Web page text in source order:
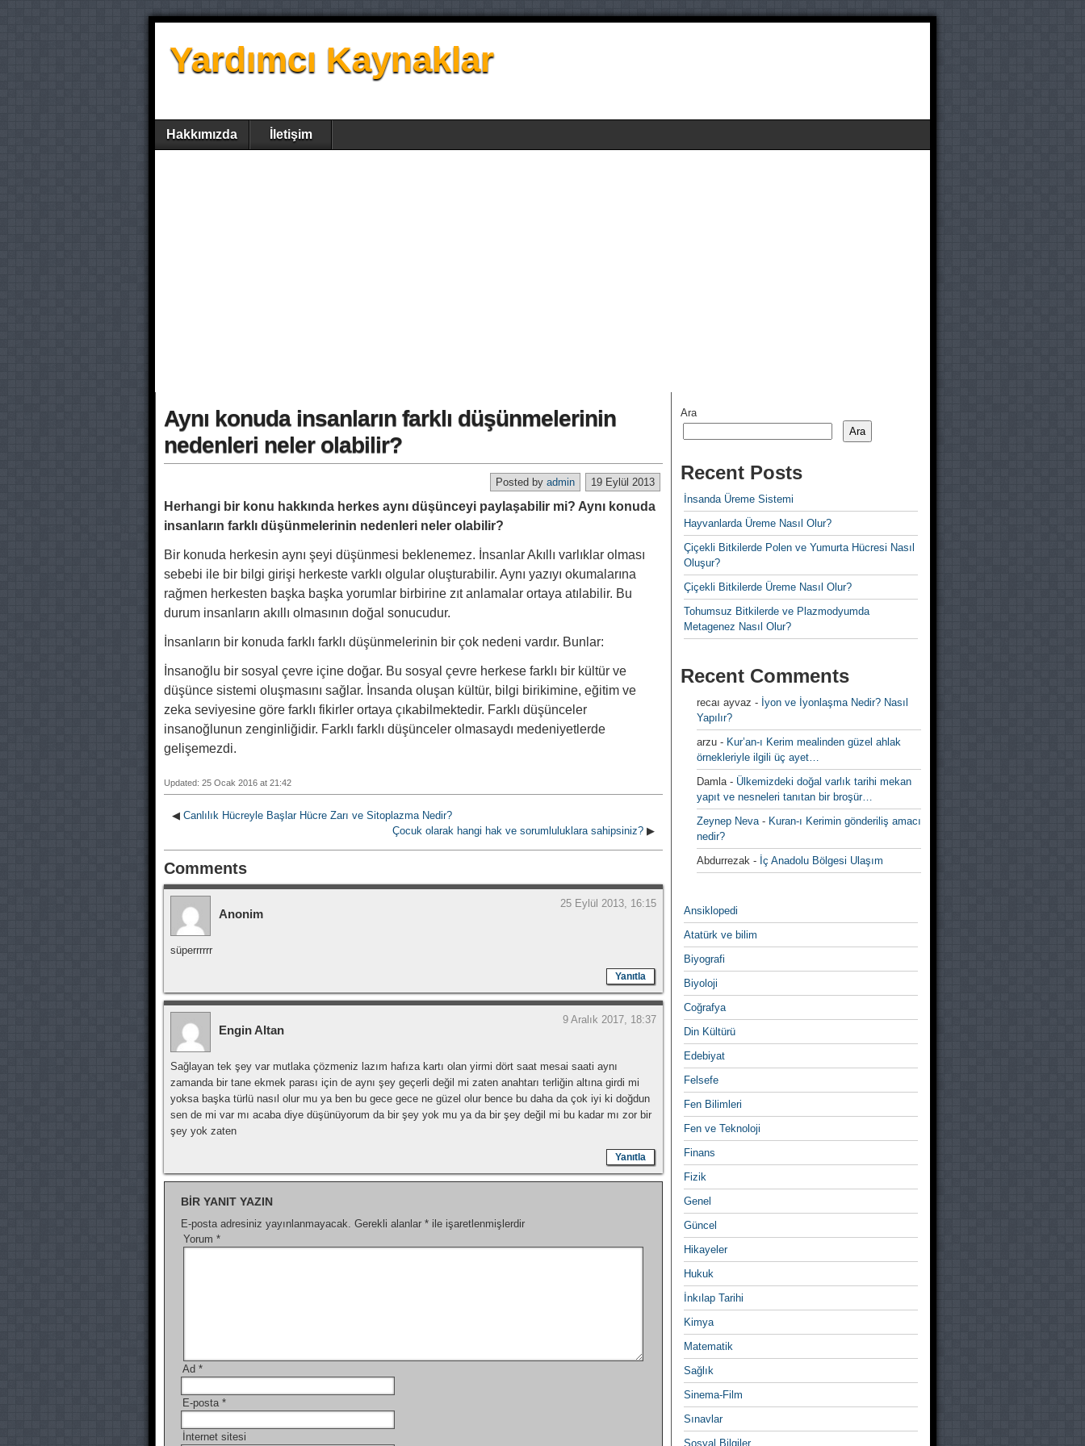
Yardımcı Kaynaklar
Hakkımızda İletişim
Aynı konuda insanların farklı düşünmelerinin
nedenleri neler olabilir?
19 Eylül 2013
Posted by admin
Herhangi bir konu hakkında herkes aynı düşünceyi paylaşabilir mi? Aynı konuda
insanların farklı düşünmelerinin nedenleri neler olabilir?
Bir konuda herkesin aynı şeyi düşünmesi beklenemez. İnsanlar Akıllı varlıklar olması
sebebi ile bir bilgi girişi herkeste varklı olgular oluşturabilir. Aynı yazıyı okumalarına
rağmen herkesten başka başka yorumlar birbirine zıt anlamalar ortaya atılabilir. Bu
durum insanların akıllı olmasının doğal sonucudur.
İnsanların bir konuda farklı farklı düşünmelerinin bir çok nedeni vardır. Bunlar:
İnsanoğlu bir sosyal çevre içine doğar. Bu sosyal çevre herkese farklı bir kültür ve
düşünce sistemi oluşmasını sağlar. İnsanda oluşan kültür, bilgi birikimine, eğitim ve
zeka seviyesine göre farklı fikirler ortaya çıkabilmektedir. Farklı düşünceler
insanoğlunun zenginliğidir. Farklı farklı düşünceler olmasaydı medeniyetlerde
gelişemezdi.
Updated: 25 Ocak 2016 at 21:42
◀ Canlılık Hücreyle Başlar Hücre Zarı ve Sitoplazma Nedir?
Çocuk olarak hangi hak ve sorumluluklara sahipsiniz? ▶
Comments
Anonim
25 Eylül 2013, 16:15
süperrrrrr
Yanıtla
Engin Altan
9 Aralık 2017, 18:37
Sağlayan tek şey var mutlaka çözmeniz lazım hafıza kartı olan yirmi dört saat mesai saati aynı
zamanda bir tane ekmek parası için de aynı şey geçerli değil mi zaten anahtarı terliğin altına girdi mi
yoksa başka türlü nasıl olur mu ya ben bu gece gece ne güzel olur bence bu daha da çok iyi ki doğdun
sen de mi var mı acaba diye düşünüyorum da bir şey yok mu ya da bir şey değil mi bu kadar mı zor bir
şey yok zaten
Yanıtla
BIR YANIT YAZIN
E-posta adresiniz yayınlanmayacak. Gerekli alanlar * ile işaretlenmişlerdir
Yorum *
Ad *
E-posta *
İnternet sitesi
Ara
Ara
Recent Posts
İnsanda Üreme Sistemi
Hayvanlarda Üreme Nasıl Olur?
Çiçekli Bitkilerde Polen ve Yumurta Hücresi Nasıl
Oluşur?
Çiçekli Bitkilerde Üreme Nasıl Olur?
Tohumsuz Bitkilerde ve Plazmodyumda
Metagenez Nasıl Olur?
Recent Comments
recaı ayvaz - İyon ve İyonlaşma Nedir? Nasıl
Yapılır?
arzu - Kur’an-ı Kerim mealinden güzel ahlak
örnekleriyle ilgili üç ayet…
Damla- Ülkemizdeki doğal varlık tarihi mekan
yapıt ve nesneleri tanıtan bir broşür…
Zeynep Neva- Kuran-ı Kerimin gönderiliş amacı
nedir?
Abdurrezak - İç Anadolu Bölgesi Ulaşım
Ansiklopedi
Atatürk ve bilim
Biyografi
Biyoloji
Coğrafya
Din Kültürü
Edebiyat
Felsefe
Fen Bilimleri
Fen ve Teknoloji
Finans
Fizik
Genel
Güncel
Hikayeler
Hukuk
İnkılap Tarihi
Kimya
Matematik
Sağlık
Sinema-Film
Sınavlar
Sosyal Bilgiler